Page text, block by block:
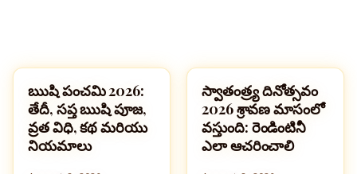
పండుగలు
ఋషి పంచమి 2026:
తేదీ, సప్త ఋషి పూజ,
వ్రత విధి, కథ మరియు
నియమాలు
పండుగలు
స్వాతంత్ర్య దినోత్సవం
2026 శ్రావణ మాసంలో
వస్తుంది: రెండింటినీ
ఎలా ఆచరించాలి